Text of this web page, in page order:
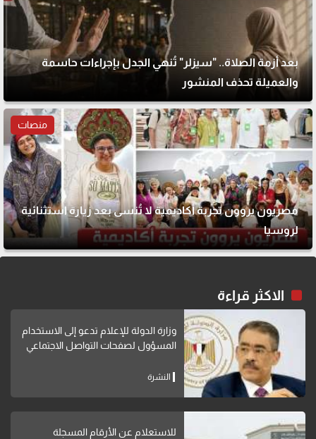
بعد أزمة الصلاة.. "سيزلر" تُنهي الجدل بإجراءات حاسمة
والعميلة تحذف المنشور
منصات
مصريون يروون تجربة أكاديمية لا تُنسى بعد زيارة استثنائية
لروسيا
الاكثر قراءة
وزارة الدولة للإعلام تدعو إلى الاستخدام
المسؤول لصفحات التواصل الاجتماعي
النشرة
للاستعلام عن الأرقام المسجلة